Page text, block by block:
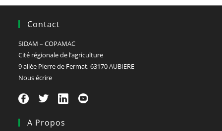
Contact
SIDAM – COPAMAC
Cité régionale de l’agriculture
9 allée Pierre de Fermat, 63170 AUBIERE
Nous écrire
A Propos